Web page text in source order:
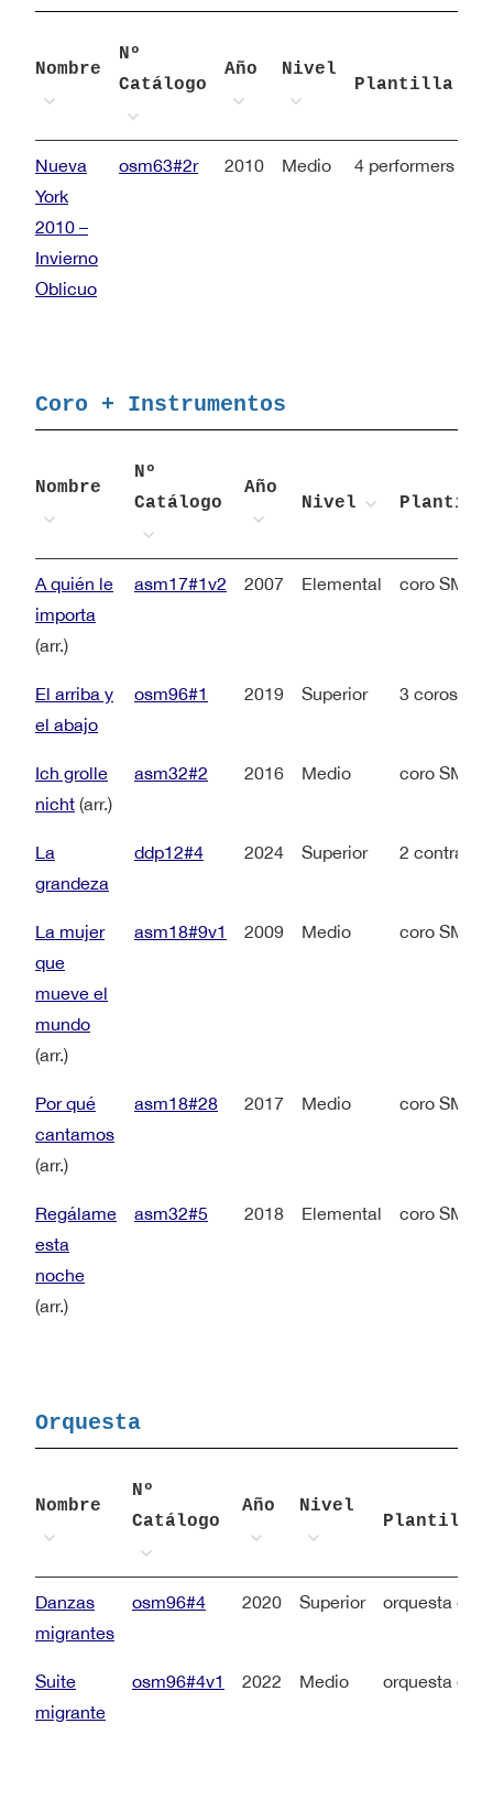
Nombre
Nº
Catálogo
Año Nivel
Plantilla
Nueva
York
2010 –
Invierno
Oblicuo
osm63#2r 2010 Medio 4 performers + 2
Coro + Instrumentos
Nombre
Nº
Catálogo
Año
Nivel
A quién le
importa
(arr.)
asm17#1v2 2007 Elemental coro SMA
El arriba y
el abajo
osm96#1 2019 Superior 3 coros +
Ich grolle
nicht (arr.)
asm32#2 2016 Medio coro SMA
La
grandeza
ddp12#4 2024 Superior 2
La mujer
que
mueve el
mundo
(arr.)
asm18#9v1 2009 Medio coro SMAT
Por qué
cantamos
(arr.)
asm18#28 2017 Medio coro SMA
Regálame
esta
noche
(arr.)
asm32#5 2018 Elemental coro SMA
Orquesta
Nombre
Nº
Catálogo
Año Nivel
Plantilla
Danzas
migrantes
osm96#4 2020 Superior orquesta de
Suite
migrante
osm96#4v1 2022 Medio orquesta de